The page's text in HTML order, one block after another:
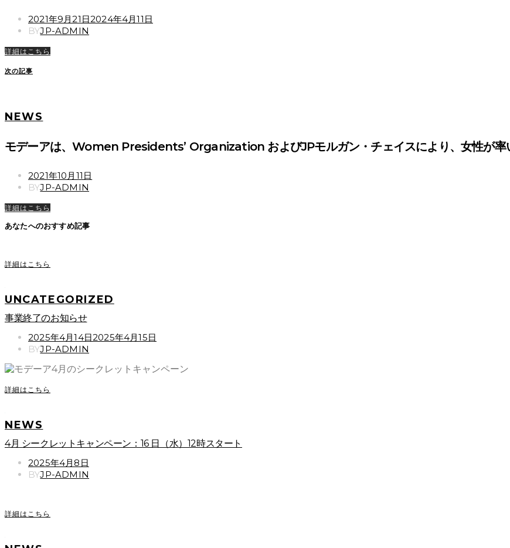
POSTED
ON
2021年9月21日2024年4月11日
BYJP-ADMIN
詳細はこちら
次の記事
NEWS
モデーアは、Women Presidents’ Organization およびJPモルガン・チェイスにより、女性が率
POSTED
ON
2021年10月11日
BYJP-ADMIN
詳細はこちら
あなたへのおすすめ記事
詳細はこちら
UNCATEGORIZED
事業終了のお知らせ
POSTED
ON
2025年4月14日2025年4月15日
BYJP-ADMIN
詳細はこちら
NEWS
4月 シークレットキャンペーン：16 日（水）12時スタート
POSTED
ON
2025年4月8日
BYJP-ADMIN
詳細はこちら